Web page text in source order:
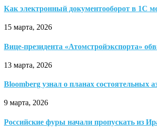
Как электронный документооборот в 1С
15 марта, 2026
Вице-президента «Атомстройэкспорта»
13 марта, 2026
Bloomberg узнал о планах состоятельных
9 марта, 2026
Российские фуры начали пропускать из